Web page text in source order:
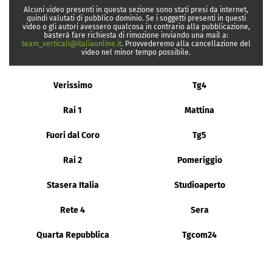
Alcuni video presenti in questa sezione sono stati presi da internet,
quindi valutati di pubblico dominio. Se i soggetti presenti in questi
video o gli autori avessero qualcosa in contrario alla pubblicazione,
basterà fare richiesta di rimozione inviando una mail a:
team_verticali@italiaonline.it. Provvederemo alla cancellazione del
video nel minor tempo possibile.
Verissimo Tg4
Rai 1 Mattina
Fuori dal Coro Tg5
Rai 2 Pomeriggio
Stasera Italia Studioaperto
Rete 4 Sera
Quarta Repubblica Tgcom24